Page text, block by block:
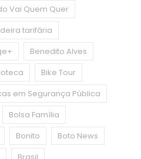
Vai Quem Quer
tarifária
Benedito Alves
Bike Tour
em Segurança Pública
Bolsa Família
Bonito
Boto News